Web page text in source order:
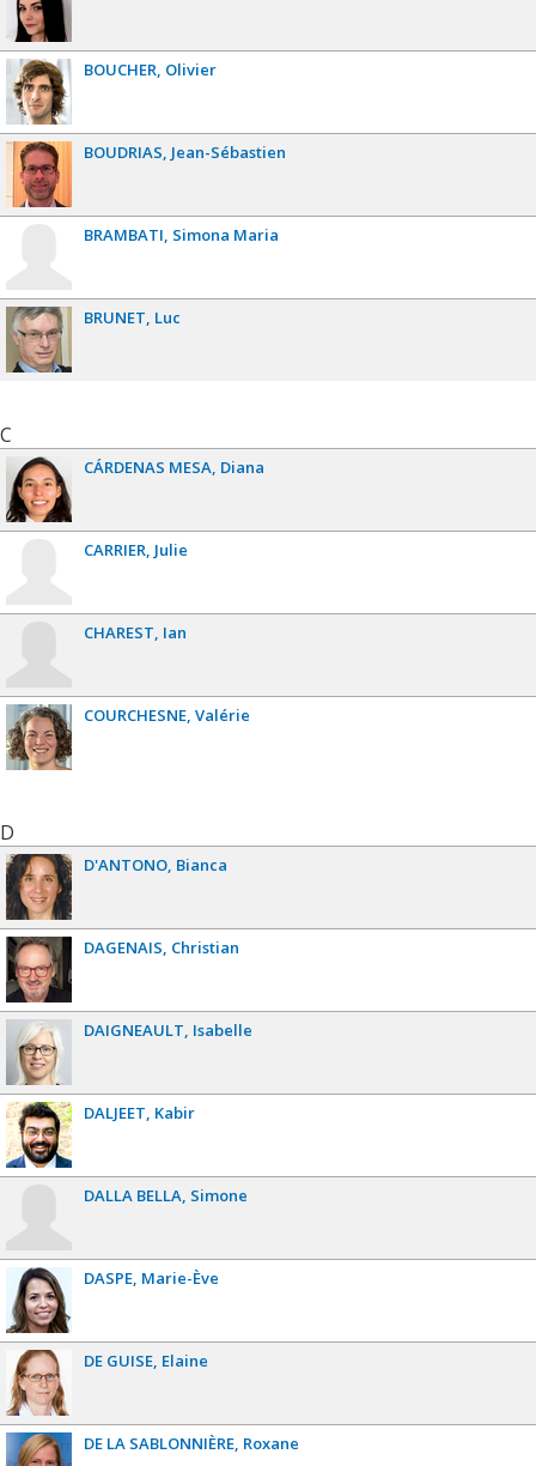
BOUCHER Olivier
BOUDRIAS Jean-Sébastien
BRAMBATI Simona Maria
BRUNET Luc
C
CÁRDENAS MESA Diana
CARRIER Julie
CHAREST Ian
COURCHESNE Valérie
D
D'ANTONO Bianca
DAGENAIS Christian
DAIGNEAULT Isabelle
DALJEET Kabir
DALLA BELLA Simone
DASPE Marie-Ève
DE GUISE Elaine
DE LA SABLONNIÈRE Roxane